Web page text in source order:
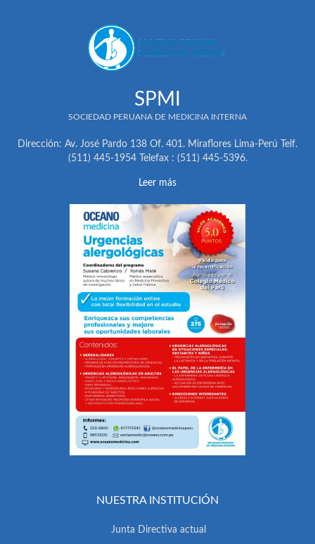
SPMI
SOCIEDAD PERUANA DE MEDICINA INTERNA
Dirección: Av. José Pardo 138 Of. 401. Miraflores Lima-Perú Telf.
(511) 445-1954 Telefax : (511) 445-5396.
Leer más
NUESTRA INSTITUCIÓN
Junta Directiva actual